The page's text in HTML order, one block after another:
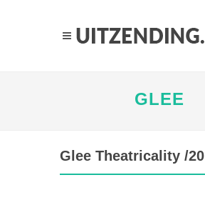
GLEE
Glee Theatricality /20